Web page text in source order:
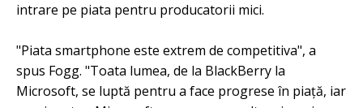
intrare pe piata pentru producatorii mici.
"Piata smartphone este extrem de competitiva", a
spus Fogg. "Toata lumea, de la BlackBerry la
Microsoft, se luptă pentru a face progrese în piață, iar